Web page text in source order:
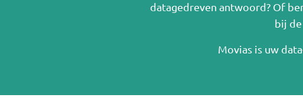
datagedreven antwoord? Of
bij
Movias is uw